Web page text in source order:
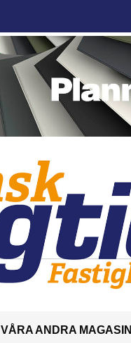
VÅRA ANDRA MAGASIN